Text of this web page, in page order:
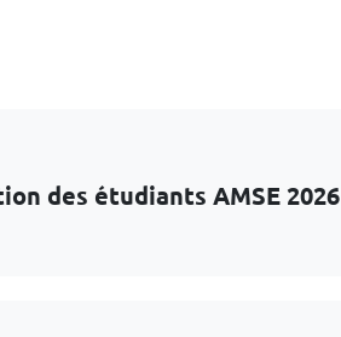
des étudiants AMSE 2026